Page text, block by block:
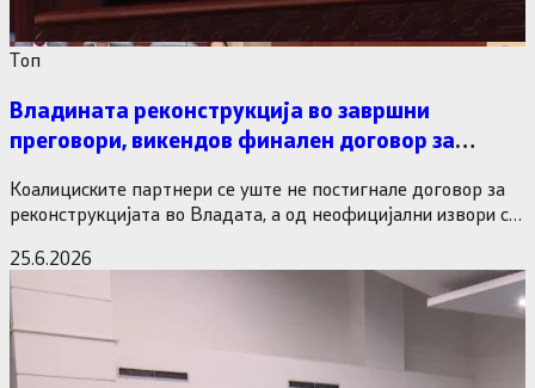
Tоп
Владината реконструкција во завршни
преговори, викендов финален договор за
Коалициските партнери се уште не постигнале договор за
реконструкцијата во Владата, а од неофицијални извори се
25.6.2026